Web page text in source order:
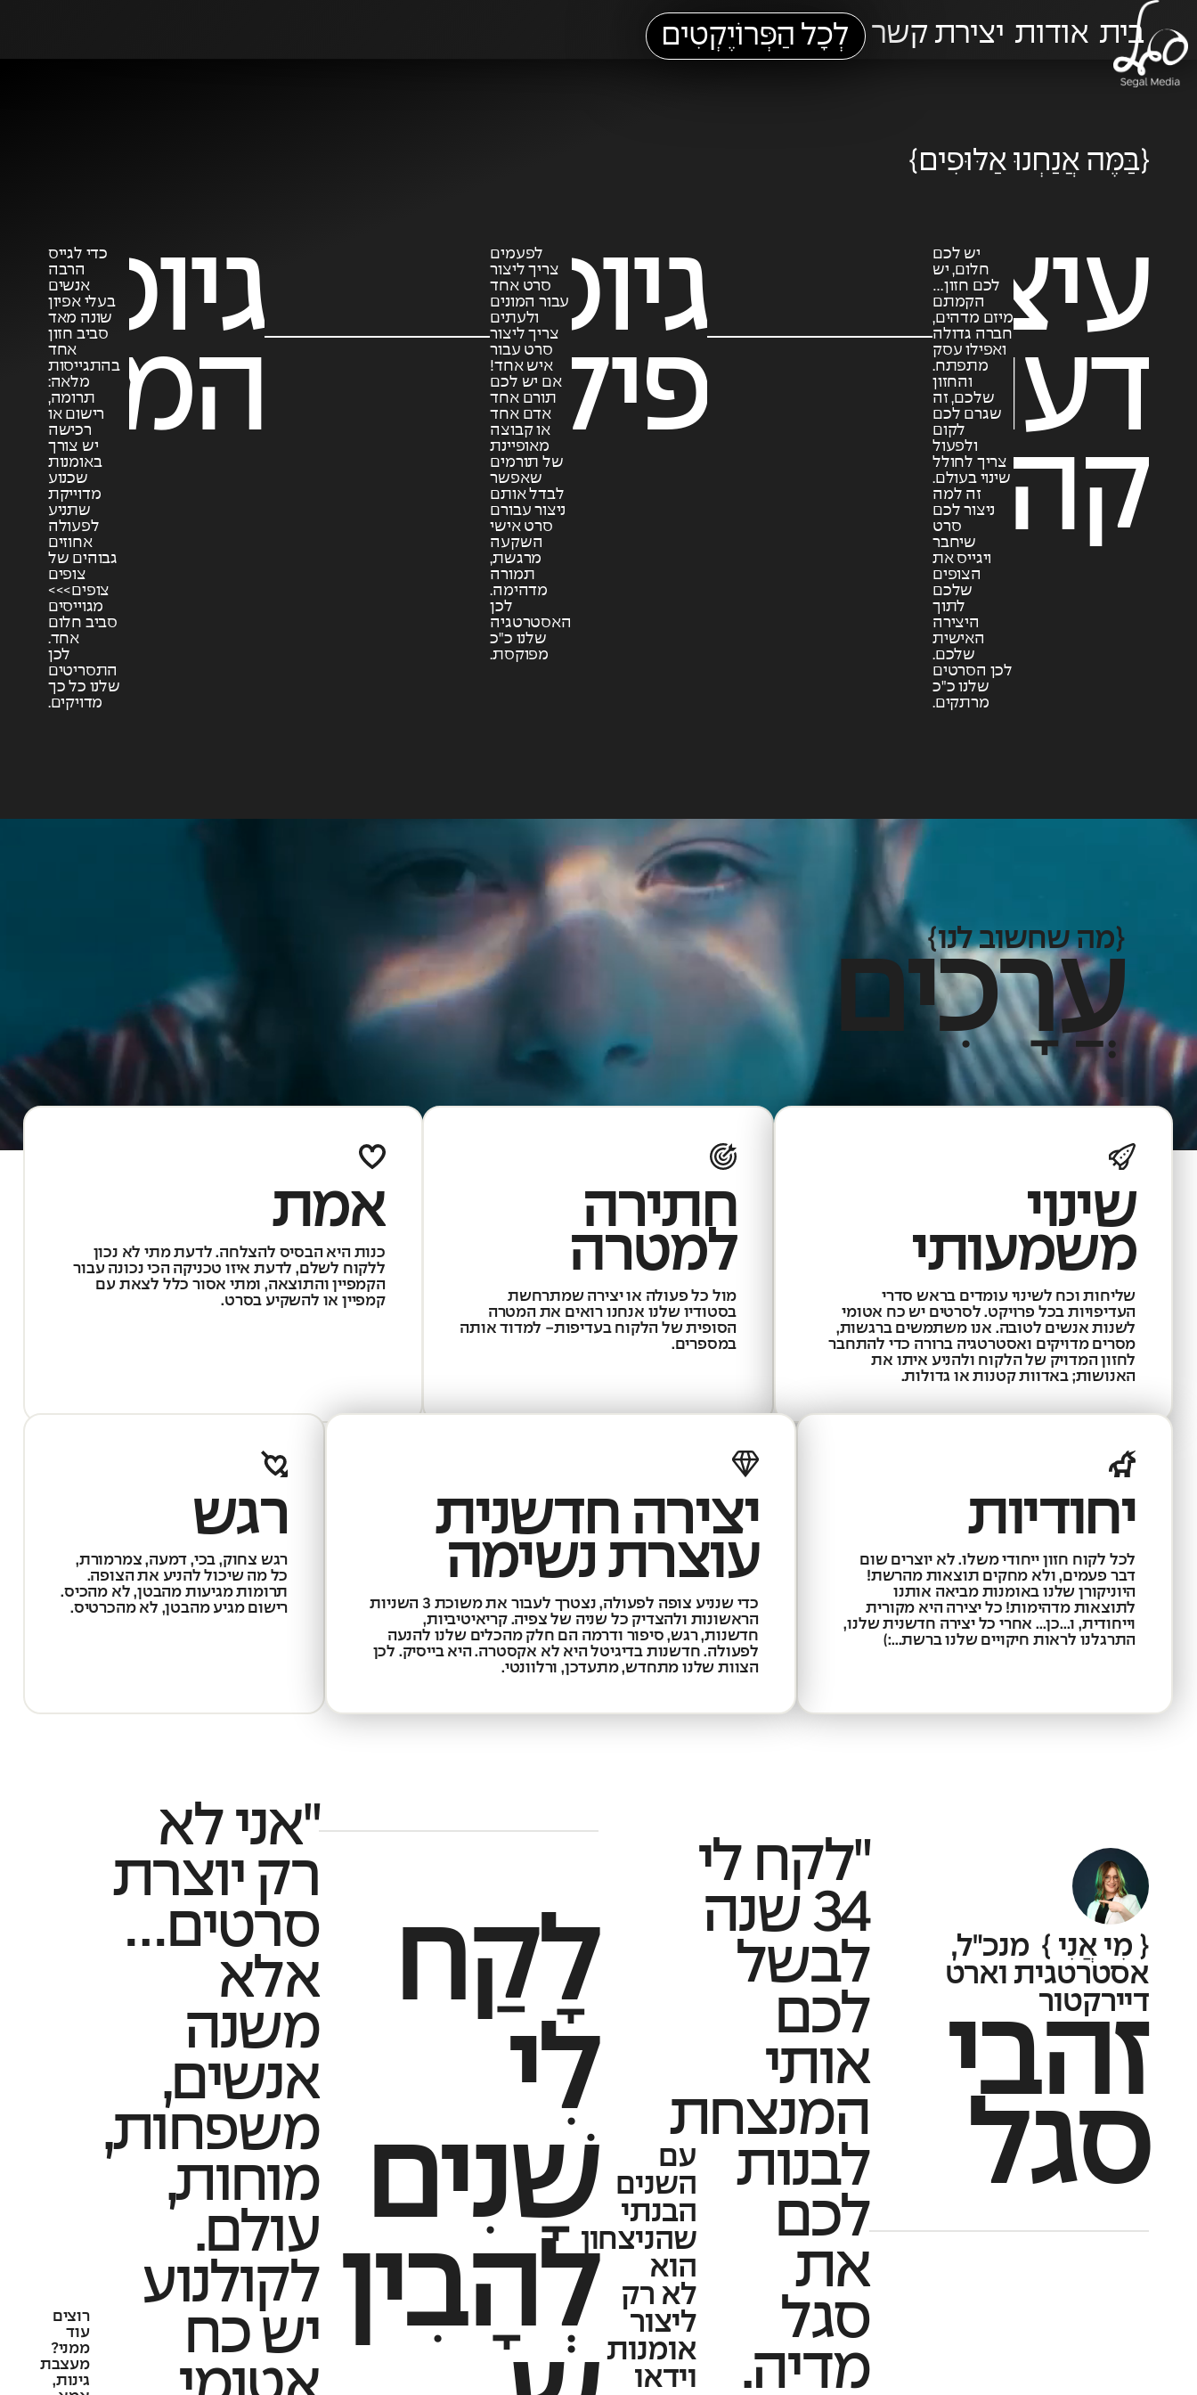
בית אודות יצירת קשר לְכָל הַפְּרוֹיֶקְטִים
{בַּמֶּה אֲנַחְנוּ אַלּוּפִים}
עיצוב
דעת
קהל
יש לכם
חלום, יש
לכם חזון…
הקמתם
מיזם מדהים,
חברה גדולה
ואפילו עסק
מתפתח.
והחזון
שלכם, זה
שגרם לכם
לקום
ולפעול
צריך לחולל
שינוי בעולם.
זה למה
ניצור לכם
סרט
שיחבר
ויגייס את
הצופים
שלכם
לתוך
היצירה
האישית
שלכם.
לכן הסרטים
שלנו כ"כ
מרתקים.
גיוס
פילנתרופי
לפעמים
צריך ליצור
סרט אחד
עבור המונים
ולעתים
צריך ליצור
סרט עבור
איש אחד!
אם יש לכם
תורם אחד
אדם אחד
או קבוצה
מאופיינת
של תורמים
שאפשר
לבדל אותם
ניצור עבורם
סרט אישי
השקעה
מרגשת,
תמורה
מדהימה.
לכן
האסטרטגיה
שלנו כ"כ
מפוקסת.
גיוסכדי לגייס
הרבה
אנשים
בעלי אפיון
שונה מאד
סביב חזון
אחד
בהתגייסות
מלאה:
תרומה,
רישום או
רכישה
יש צורך
באומנות
שכנוע
מדוייקת
שתניע
לפעולה
אחוזים
גבוהים של
צופים
צופים>>>
מגוייסים
סביב חלום
אחד.
לכן
התסריטים
שלנו כל כך
מדויקים.
{מה שחשוב לנו}
עֲרָכִים
שינוי
משמעותי
שליחות וכח לשינוי עומדים בראש סדרי
העדיפויות בכל פרויקט. לסרטים יש כח אטומי
לשנות אנשים לטובה. אנו משתמשים ברגשות,
מסרים מדויקים ואסטרטגיה ברורה כדי להתחבר
לחזון המדויק של הלקוח ולהניע איתו את
האנושות; באדוות קטנות או גדולות.
חתירה
למטרה
מול כל פעולה או יצירה שמתרחשת
בסטודיו שלנו אנחנו רואים את המטרה
הסופית של הלקוח בעדיפות- למדוד אותה
במספרים.
אמת
כנות היא הבסיס להצלחה. לדעת מתי לא נכון
ללקוח לשלם, לדעת איזו טכניקה הכי נכונה עבור
הקמפיין והתוצאה, ומתי אסור כלל לצאת עם
קמפיין או להשקיע בסרט.
יחודיות
לכל לקוח חזון ייחודי משלו. לא יוצרים שום
דבר פעמים, ולא מחקים תוצאות מהרשת!
היוניקורן שלנו באומנות מביאה אותנו
לתוצאות מדהימות! כל יצירה היא מקורית
וייחודית, ו...כן... אחרי כל יצירה חדשנית שלנו,
התרגלנו לראות חיקויים שלנו ברשת...:)
יצירה חדשנית
עוצרת נשימה
כדי שנניע צופה לפעולה, נצטרך לעבור את משוכת 3 השניות
הראשונות ולהצדיק כל שניה של צפיה. קריאיטיביות,
חדשנות, רגש, סיפור ודרמה הם חלק מהכלים שלנו להנעה
לפעולה. חדשנות בדיגיטל היא לא אקסטרה. היא בייסיק. לכן
הצוות שלנו מתחדש, מתעדכן, ורלוונטי.
רגש
רגש צחוק, בכי, דמעה, צמרמורת,
כל מה שיכול להניע את הצופה.
תרומות מגיעות מהבטן, לא מהכיס.
רישום מגיע מהבטן, לא מהכרטיס.
{ מִי אֲנִי } מנכ"ל,
אסטרטגית וארט
דיירקטור
זהבי
סגל
"לקח לי
34 שנה
לבשל
לכם
אותי
המנצחת
לבנות
לכם
את
סגל
מדיה.
עם
השנים
הבנתי
שהניצחון
הוא
לא רק
ליצור
אומנות
וידאו
לָקַח
לִי
שָׁנִים
לְהָבִין
"אני לא
רק יוצרת
סרטים…
אלא
משנה
אנשים,
משפחות,
מוחות,
עולם.
לקולנוע
יש כח
רוצים
עוד
ממני?
מעצבת
גינות,